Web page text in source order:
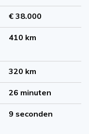
€ 38.000
410 km
320 km
26 minuten
9 seconden